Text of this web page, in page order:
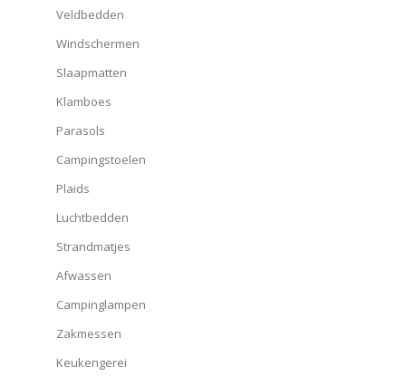
Veldbedden
Windschermen
Slaapmatten
Klamboes
Parasols
Campingstoelen
Plaids
Luchtbedden
Strandmatjes
Afwassen
Campinglampen
Zakmessen
Keukengerei